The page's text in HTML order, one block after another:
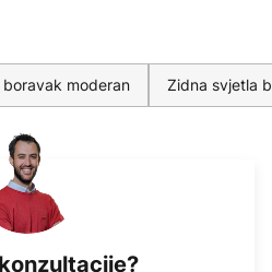
moderan Zidna svjetla